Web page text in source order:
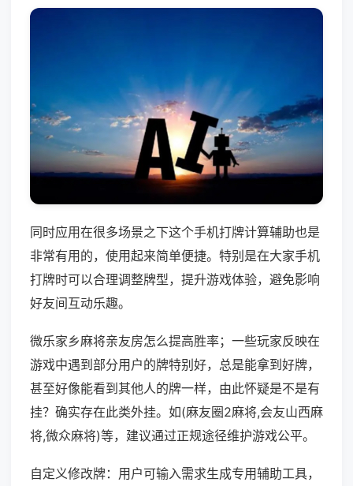
同时应用在很多场景之下这个手机打牌计算辅助也是
非常有用的，使用起来简单便捷。特别是在大家手机
打牌时可以合理调整牌型，提升游戏体验，避免影响
好友间互动乐趣。
微乐家乡麻将亲友房怎么提高胜率；一些玩家反映在
游戏中遇到部分用户的牌特别好，总是能拿到好牌，
甚至好像能看到其他人的牌一样，由此怀疑是不是有
挂？确实存在此类外挂。如(麻友圈2麻将,会友山西麻
将,微众麻将)等，建议通过正规途径维护游戏公平。
自定义修改牌：用户可输入需求生成专用辅助工具，